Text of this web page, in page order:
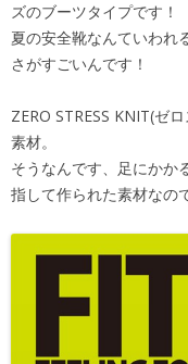
ズのブーツタイプです！
夏の安全靴なんていわれ
さがすごいんです！
ZERO STRESS KNIT(ゼ
素材。
そうなんです、足にかか
指して作られた素材なの